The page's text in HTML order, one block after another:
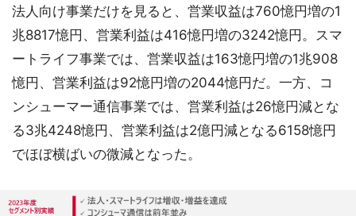
法人向け事業だけを見ると、営業収益は760憶円増の1
兆8817憶円、営業利益は416憶円増の3242憶円。スマ
ートライフ事業では、営業収益は163憶円増の1兆908
憶円、営業利益は92憶円増の2044憶円だ。一方、コ
ンシューマー通信事業では、営業利益は26憶円減とな
る3兆4248憶円、営業利益は2億円減となる6158憶円
でほぼ横ばいの微減となった。